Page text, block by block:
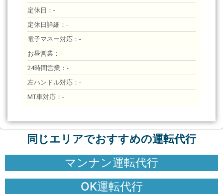
定休日：-
定休日詳細：-
電子マネー対応：-
お昼営業：-
24時間営業：-
左ハンドル対応：-
MT車対応：-
同じエリアでおすすめの運転代行
マンナン運転代行
OK運転代行